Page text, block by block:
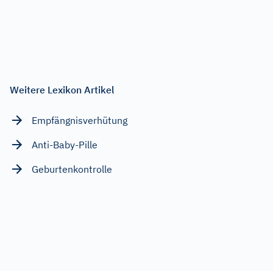
Weitere Lexikon Artikel
Empfängnisverhütung
Anti-Baby-Pille
Geburtenkontrolle